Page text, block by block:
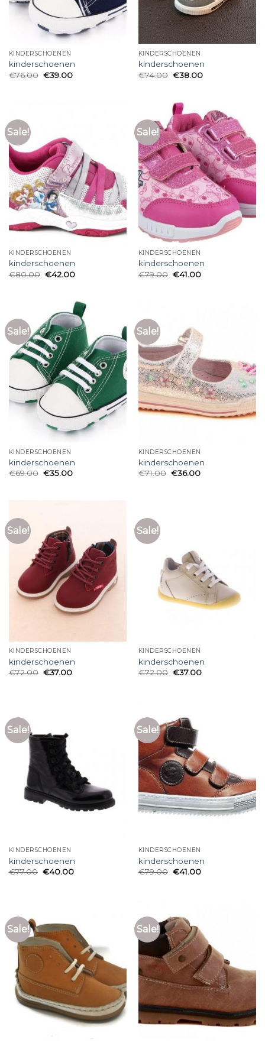
KINDERSCHOENEN
kinderschoenen
€76.00 €39.00
KINDERSCHOENEN
kinderschoenen
€74.00 €38.00
Sale!
KINDERSCHOENEN
kinderschoenen
€80.00 €42.00
Sale!
KINDERSCHOENEN
kinderschoenen
€79.00 €41.00
Sale!
KINDERSCHOENEN
kinderschoenen
€69.00 €35.00
Sale!
KINDERSCHOENEN
kinderschoenen
€71.00 €36.00
Sale!
KINDERSCHOENEN
kinderschoenen
€72.00 €37.00
Sale!
KINDERSCHOENEN
kinderschoenen
€72.00 €37.00
Sale!
KINDERSCHOENEN
kinderschoenen
€77.00 €40.00
Sale!
KINDERSCHOENEN
kinderschoenen
€79.00 €41.00
Sale! Sale!